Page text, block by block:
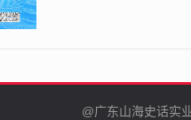
@广东山海史话实